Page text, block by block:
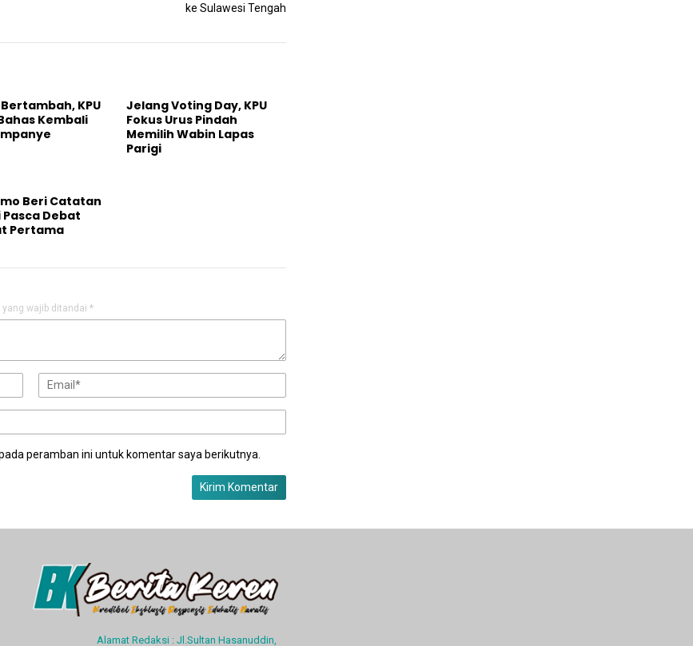
ke Sulawesi Tengah
KPU
Kembali
Jelang Voting Day, KPU
Fokus Urus Pindah
Memilih Wabin Lapas
Parigi
Beri Catatan
Pasca Debat
Pertama
yang wajib ditandai *
peramban ini untuk komentar saya berikutnya.
Alamat Redaksi : Jl.Sultan Hasanuddin,